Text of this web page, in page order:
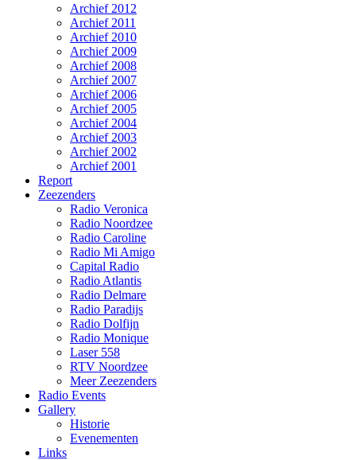
Archief 2012
Archief 2011
Archief 2010
Archief 2009
Archief 2008
Archief 2007
Archief 2006
Archief 2005
Archief 2004
Archief 2003
Archief 2002
Archief 2001
Report
Zeezenders
Radio Veronica
Radio Noordzee
Radio Caroline
Radio Mi Amigo
Capital Radio
Radio Atlantis
Radio Delmare
Radio Paradijs
Radio Dolfijn
Radio Monique
Laser 558
RTV Noordzee
Meer Zeezenders
Radio Events
Gallery
Historie
Evenementen
Links